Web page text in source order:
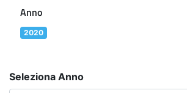
Anno
2020
Seleziona Anno